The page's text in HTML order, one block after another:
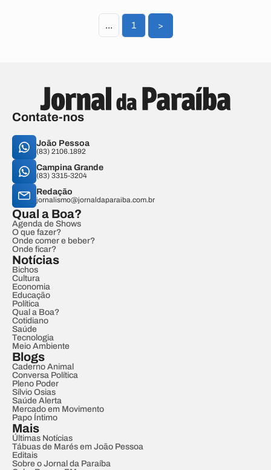
... 1 >
Contate-nos
João Pessoa
(83) 2106.1892
Campina Grande
(83) 3315-3204
Redação
jornalismo@jornaldaparaiba.com.br
Qual a Boa?
Agenda de Shows
O que fazer?
Onde comer e beber?
Onde ficar?
Notícias
Bichos
Cultura
Economia
Educação
Política
Qual a Boa?
Cotidiano
Saúde
Tecnologia
Meio Ambiente
Blogs
Caderno Animal
Conversa Política
Pleno Poder
Sílvio Osias
Saúde Alerta
Mercado em Movimento
Papo Íntimo
Mais
Últimas Notícias
Tábuas de Marés em João Pessoa
Editais
Sobre o Jornal da Paraíba